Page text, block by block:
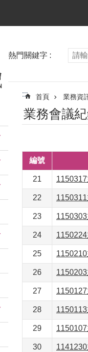
熱門關鍵字
::: 首頁 業務資
業務會議
編號
21
22
23
24
25
26
27
28
29
30